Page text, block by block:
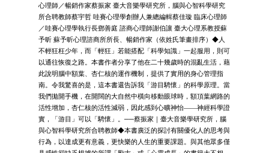
心理師／暢銷作家蔡振家 臺大音樂學研究所，腦與心智科學研究
所合聘教師蔡宇哲 哇賽心理學創辦人兼總編輯蔡佳璇 臨床心理師
／哇賽心理學執行長鄧善庭 諮商心理師謝伯讓 臺大心理系教授蘇
予昕 蘇予昕心理諮商所所長、暢銷作家（依姓氏筆畫排序）◆人
不輕狂枉少年，而「輕狂」若能搭配「科學知識」一起服用，則可
以通往恢復之路。本書作者分享了他在二十幾歲時的混亂生活，藉
此說明腦中額葉、杏仁核的運作機制，提供了實用的身心管理指
南。令我驚喜的是，這本書還告訴我「游目騁懷」的科學原理。當
我們拋開手機，在開闊的大自然中橫向移動眼球時，額頂葉網路的
活性增加，杏仁核的活性減弱，因此感到心曠神怡——神經科學證
實，「游目」可以「騁懷」。──蔡振家｜臺大音樂學研究所，腦
與心智科學研究所合聘教師◆本書廣泛的探討有關優化人的思考與
行為，以達成更有意義，更快樂的人生的重要課題。與其他眾多僅